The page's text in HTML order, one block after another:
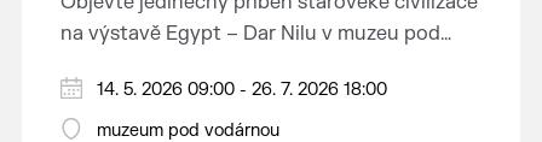
na výstavě Egypt – Dar Nilu v muzeu pod
Výstava představuje umění starého Egypta,
autentickou hrobku se sarkofágem i
14. 5. 2026 09:00 - 26. 7. 2026 18:00
muzeum pod vodárnou